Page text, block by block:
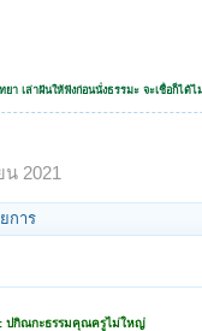
ยา เล่าฝันให้ฟังก่อนนั่งธรรมะ จะเชื่อก็
น 2021
การ
: ปกิณกะธรรมคุณครูไม่ใหญ่